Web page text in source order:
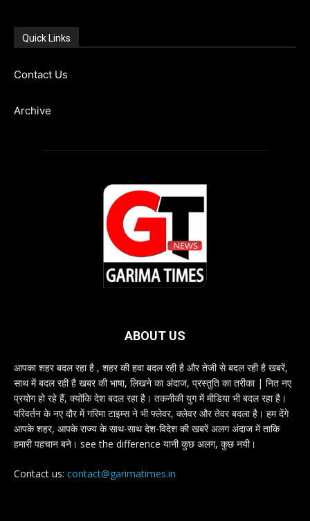
Quick Links
Contact Us
Archive
ABOUT US
आपका शहर बदल रहा है , शहर की हवा बदल रही है और तेजी से बदल रही है खबरें,
साथ में बदल रही है खबर की भाषा, लिखने का अंदाज, प्रस्तुति का तरीका | नित नए
प्रयोग हो रहे हैं, क्योंकि देश बदल रहा है। तकनीकी युग में मीडिया भी बदल रहा है।
परिवर्तन के नए दौर में गरिमा टाइम्स ने भी फ्लेवर, क्लेवर और तेवर बदला है। हम देंगे
आपके शहर, आपके राज्य के साथ-साथ देश-विदेश की खबरें अलग अंदाज में ताकि
हमारी पहचान बने। see the difference यानी कुछ अलग, कुछ नयी।
Contact us: contact@garimatimes.in